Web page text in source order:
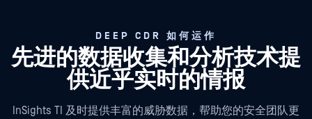
DEEP CDR 如何运作
先进的数据收集和分析技术提
供近乎实时的情报
InSights TI 及时提供丰富的威胁数据，帮助您的安全团队更